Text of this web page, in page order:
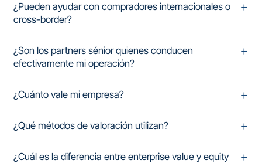
¿Pueden ayudar con compradores internacionales o
cross-border?
¿Son los partners sénior quienes conducen
efectivamente mi operación?
¿Cuánto vale mi empresa?
¿Qué métodos de valoración utilizan?
¿Cuál es la diferencia entre enterprise value y equity